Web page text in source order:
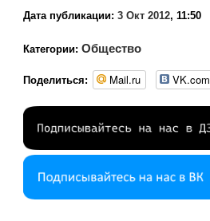
Дата публикации: 3 Окт 2012, 11:50
Категории: Общество
Поделиться: Mail.ru VK.com